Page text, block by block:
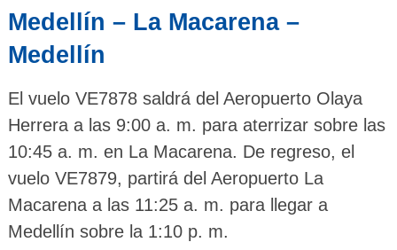
Medellín – La Macarena –
Medellín
El vuelo VE7878 saldrá del Aeropuerto Olaya
Herrera a las 9:00 a. m. para aterrizar sobre las
10:45 a. m. en La Macarena. De regreso, el
vuelo VE7879, partirá del Aeropuerto La
Macarena a las 11:25 a. m. para llegar a
Medellín sobre la 1:10 p. m.